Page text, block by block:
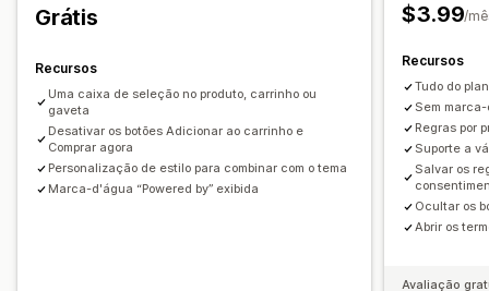
Grátis
Recursos
Uma caixa de seleção no produto, carrinho ou
gaveta
Desativar os botões Adicionar ao carrinho e
Comprar agora
Personalização de estilo para combinar com o tema
Marca-d'água “Powered by” exibida
$3.99/
Recursos
Tudo do
Sem marca-
Regras por
Suporte a
Salvar os
Ocultar os
Abrir os
Avaliação